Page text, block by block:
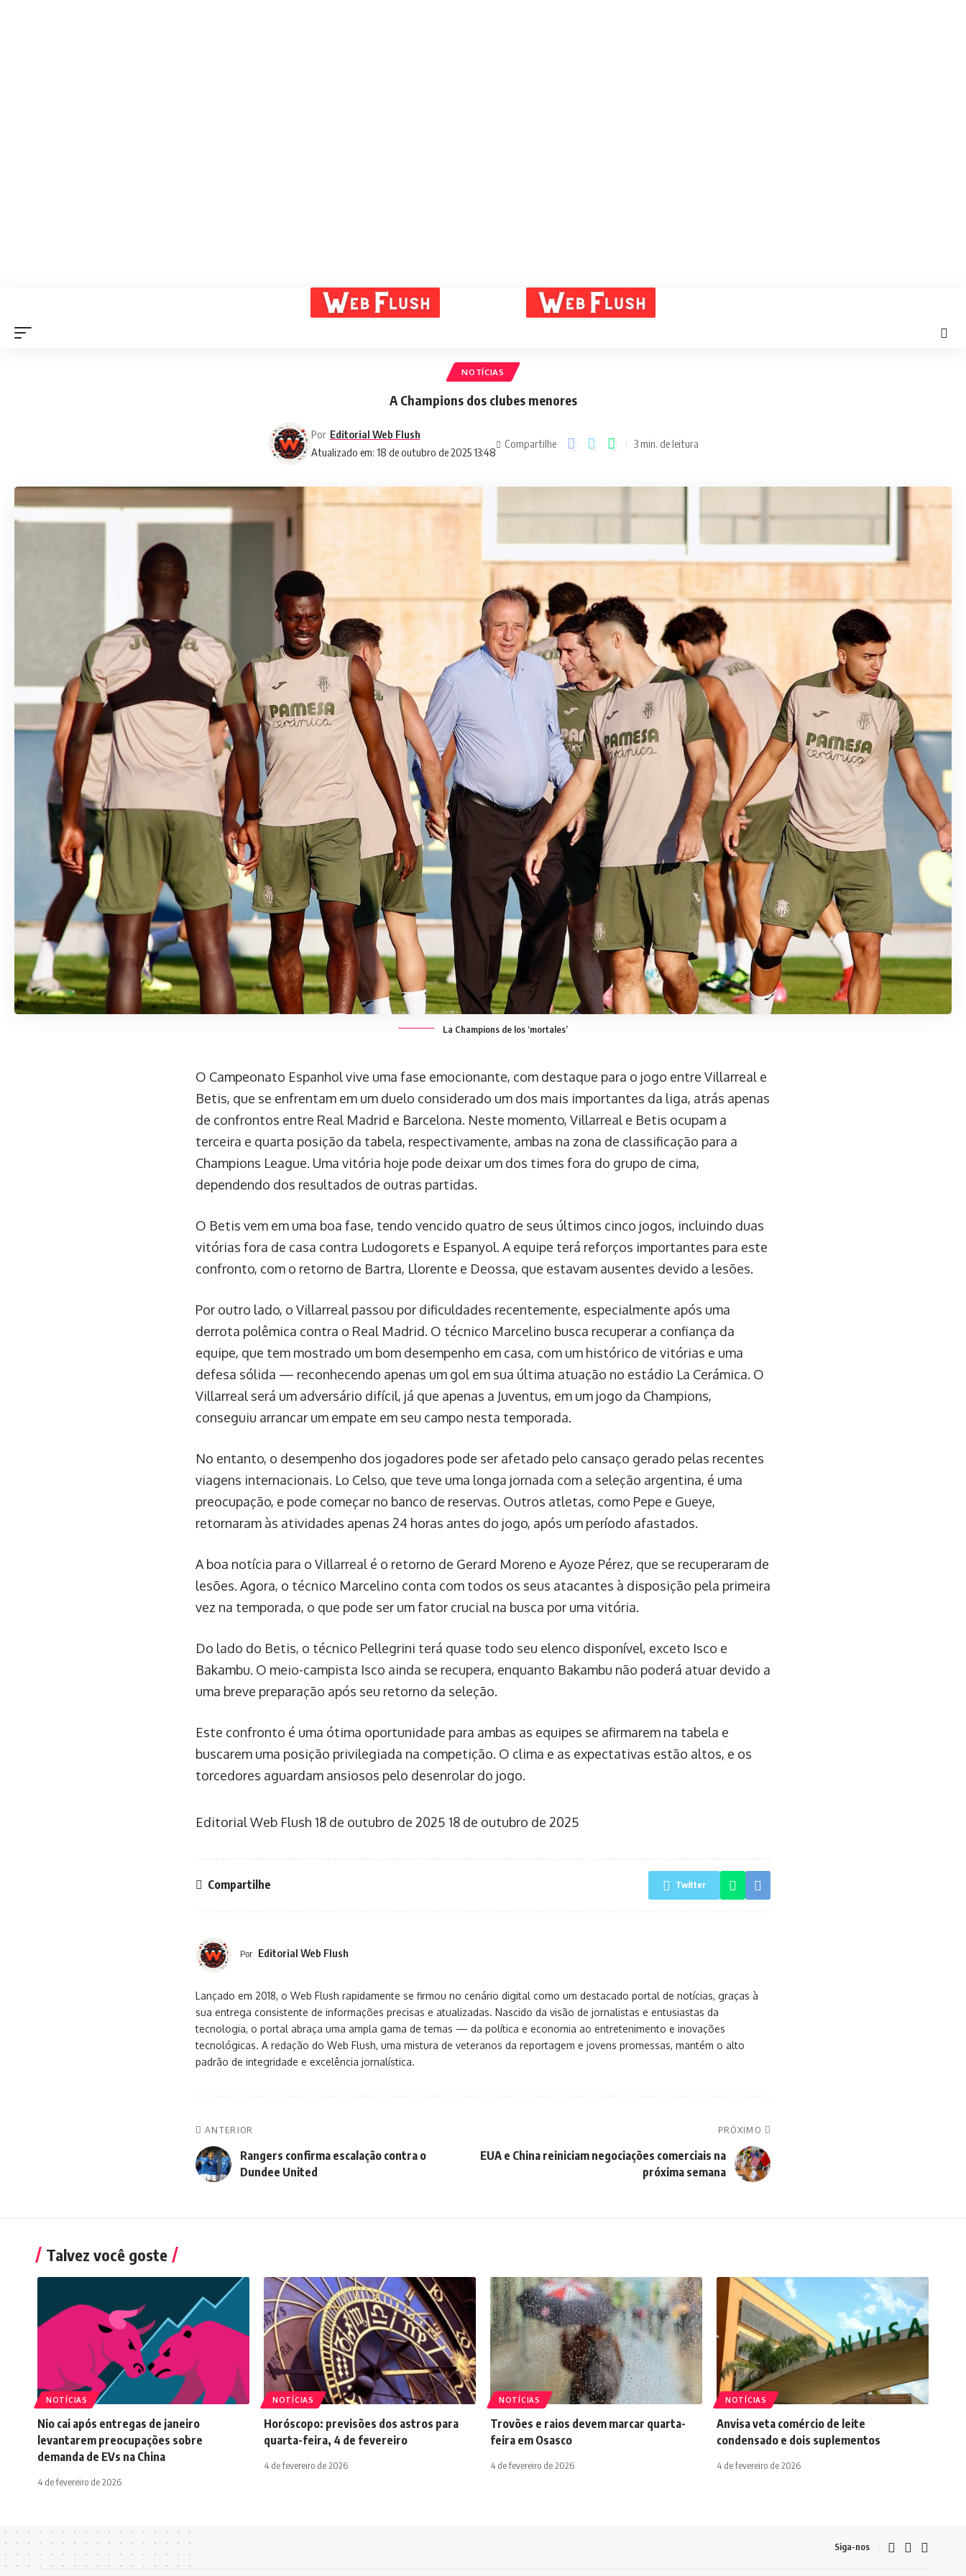
NOTÍCIAS
A Champions dos clubes menores
Atualizado em: 18 de outubro de 2025 13:48
Por Editorial Web Flush
Compartilhe 3 min. de leitura
La Champions de los ‘mortales’
O Campeonato Espanhol vive uma fase emocionante, com destaque para o jogo entre Villarreal e
Betis, que se enfrentam em um duelo considerado um dos mais importantes da liga, atrás apenas
de confrontos entre Real Madrid e Barcelona. Neste momento, Villarreal e Betis ocupam a
terceira e quarta posição da tabela, respectivamente, ambas na zona de classificação para a
Champions League. Uma vitória hoje pode deixar um dos times fora do grupo de cima,
dependendo dos resultados de outras partidas.
O Betis vem em uma boa fase, tendo vencido quatro de seus últimos cinco jogos, incluindo duas
vitórias fora de casa contra Ludogorets e Espanyol. A equipe terá reforços importantes para este
confronto, com o retorno de Bartra, Llorente e Deossa, que estavam ausentes devido a lesões.
Por outro lado, o Villarreal passou por dificuldades recentemente, especialmente após uma
derrota polêmica contra o Real Madrid. O técnico Marcelino busca recuperar a confiança da
equipe, que tem mostrado um bom desempenho em casa, com um histórico de vitórias e uma
defesa sólida — reconhecendo apenas um gol em sua última atuação no estádio La Cerámica. O
Villarreal será um adversário difícil, já que apenas a Juventus, em um jogo da Champions,
conseguiu arrancar um empate em seu campo nesta temporada.
No entanto, o desempenho dos jogadores pode ser afetado pelo cansaço gerado pelas recentes
viagens internacionais. Lo Celso, que teve uma longa jornada com a seleção argentina, é uma
preocupação, e pode começar no banco de reservas. Outros atletas, como Pepe e Gueye,
retornaram às atividades apenas 24 horas antes do jogo, após um período afastados.
A boa notícia para o Villarreal é o retorno de Gerard Moreno e Ayoze Pérez, que se recuperaram de
lesões. Agora, o técnico Marcelino conta com todos os seus atacantes à disposição pela primeira
vez na temporada, o que pode ser um fator crucial na busca por uma vitória.
Do lado do Betis, o técnico Pellegrini terá quase todo seu elenco disponível, exceto Isco e
Bakambu. O meio-campista Isco ainda se recupera, enquanto Bakambu não poderá atuar devido a
uma breve preparação após seu retorno da seleção.
Este confronto é uma ótima oportunidade para ambas as equipes se afirmarem na tabela e
buscarem uma posição privilegiada na competição. O clima e as expectativas estão altos, e os
torcedores aguardam ansiosos pelo desenrolar do jogo.
Editorial Web Flush 18 de outubro de 2025 18 de outubro de 2025
Compartilhe Twitter
Por Editorial Web Flush
Lançado em 2018, o Web Flush rapidamente se firmou no cenário digital como um destacado portal de notícias, graças à
sua entrega consistente de informações precisas e atualizadas. Nascido da visão de jornalistas e entusiastas da
tecnologia, o portal abraça uma ampla gama de temas — da política e economia ao entretenimento e inovações
tecnológicas. A redação do Web Flush, uma mistura de veteranos da reportagem e jovens promessas, mantém o alto
padrão de integridade e excelência jornalística.
ANTERIOR
Rangers confirma escalação contra o
Dundee United
PRÓXIMO
EUA e China reiniciam negociações comerciais na
próxima semana
Talvez você goste
NOTÍCIAS
Nio cai após entregas de janeiro
levantarem preocupações sobre
demanda de EVs na China
4 de fevereiro de 2026
NOTÍCIAS
Horóscopo: previsões dos astros para
quarta-feira, 4 de fevereiro
4 de fevereiro de 2026
NOTÍCIAS
Trovões e raios devem marcar quarta-
feira em Osasco
4 de fevereiro de 2026
NOTÍCIAS
Anvisa veta comércio de leite
condensado e dois suplementos
4 de fevereiro de 2026
Siga-nos